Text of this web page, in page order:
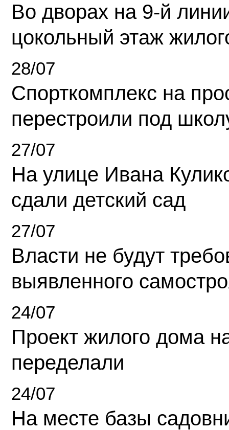
Во дворах на 9-й
цокольный этаж
28/07
Спорткомплекс на
перестроили под
27/07
На улице Ивана
сдали детский сад
27/07
Власти не будут
выявленного
24/07
Проект жилого дома
переделали
24/07
На месте базы